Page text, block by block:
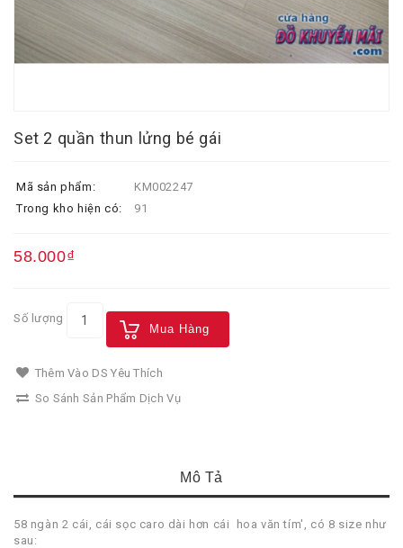
Set 2 quần thun lửng bé gái
Mã sản phẩm:
KM002247
Trong kho hiện có:
91
58.000₫
Số lượng
Mua Hàng
Thêm Vào DS Yêu Thích
So Sánh Sản Phẩm Dịch Vụ
Mô Tả
58 ngàn 2 cái, cái sọc caro dài hơn cái hoa văn tím', có 8 size như
sau: